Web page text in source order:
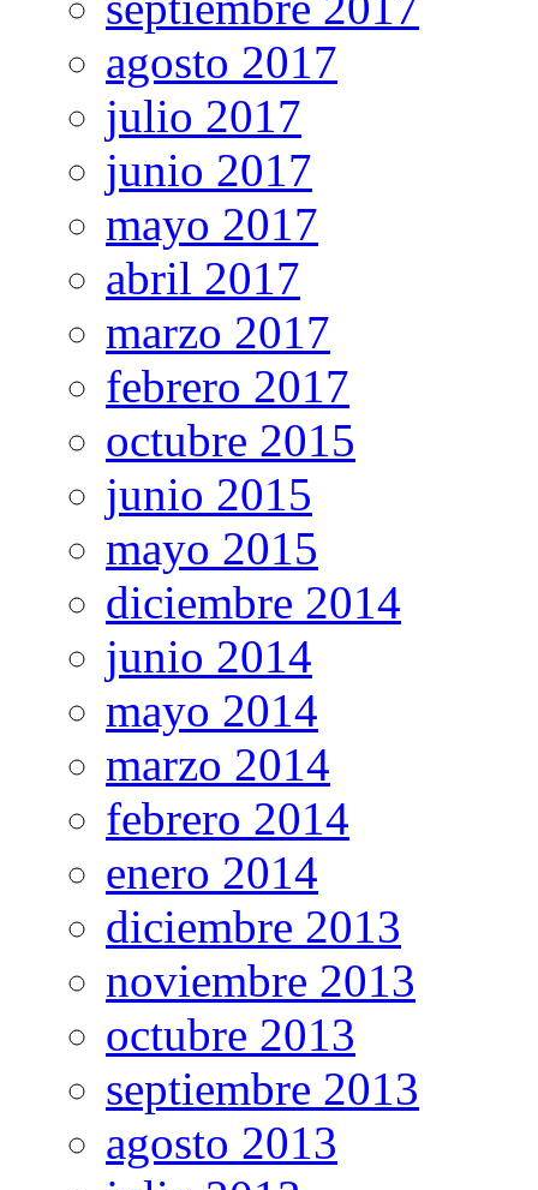
agosto 2017
julio 2017
junio 2017
mayo 2017
abril 2017
marzo 2017
febrero 2017
octubre 2015
junio 2015
mayo 2015
diciembre 2014
junio 2014
mayo 2014
marzo 2014
febrero 2014
enero 2014
diciembre 2013
noviembre 2013
octubre 2013
septiembre 2013
agosto 2013